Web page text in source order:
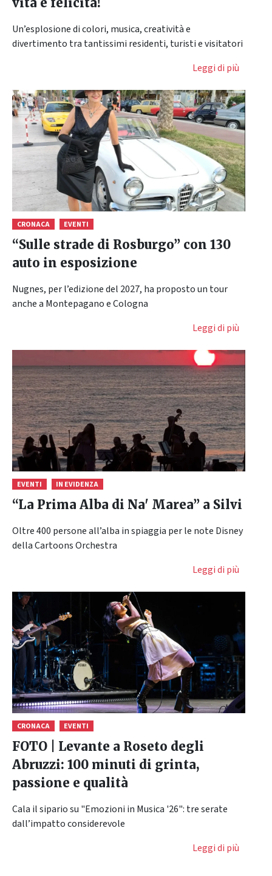
Un’esplosione di colori, musica, creatività e
divertimento tra tantissimi residenti, turisti e visitatori
Leggi di più
CRONACA EVENTI
“Sulle strade di Rosburgo” con 130
auto in esposizione
Nugnes, per l’edizione del 2027, ha proposto un tour
anche a Montepagano e Cologna
Leggi di più
EVENTI IN EVIDENZA
“La Prima Alba di Na' Marea” a Silvi
​Oltre 400 persone all’alba in spiaggia per le note Disney
della Cartoons Orchestra
Leggi di più
CRONACA EVENTI
FOTO | Levante a Roseto degli
Abruzzi: 100 minuti di grinta,
passione e qualità
Cala il sipario su "Emozioni in Musica '26": tre serate
dall’impatto considerevole
Leggi di più